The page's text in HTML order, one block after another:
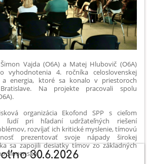
Vajda (O6A) a Matej Hlubovič (O6A)
vyhodnotenia 4. ročníka celoslovenskej
a energia, ktoré sa konalo v priestoroch
Na projekte pracovali spolu
organizácia Ekofond SPP s cieľom
ľudí pri hľadaní udržateľných riešení
rozvíjať ich kritické myslenie, tímovú
prezentovať svoje nápady širokej
sa zapojili desiatky tímov zo základných
Slovenska.30.6.2026